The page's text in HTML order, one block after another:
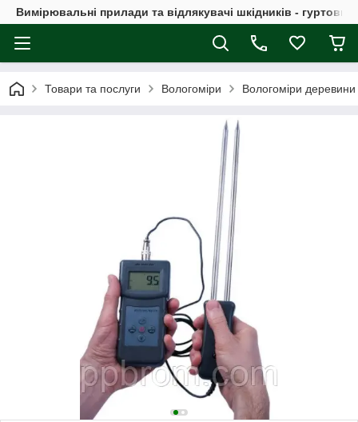
Вимірювальні прилади та відлякувачі шкідників -
Товари та послуги Вологоміри Вологоміри деревини